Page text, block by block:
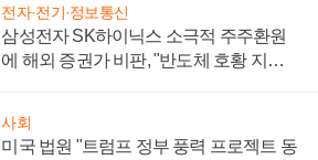
전자·전기·정보통신
삼성전자 SK하이닉스 소극적 주주환원
에 해외 증권가 비판, "반도체 호황 지속
사회
미국 법원 "트럼프 정부 풍력 프로젝트 동